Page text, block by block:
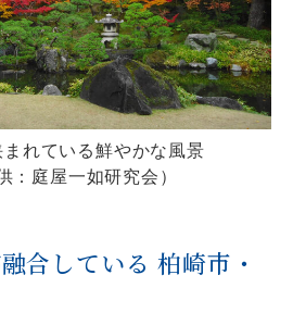
れている鮮やかな風景
：庭屋一如研究会）
合している 柏崎市・